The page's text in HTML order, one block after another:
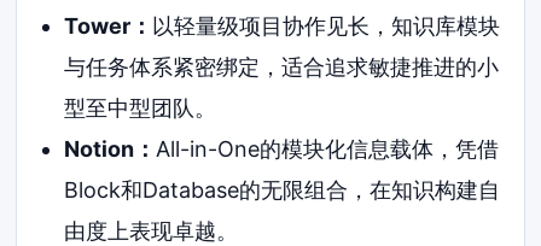
Tower： 以轻量级项目协作见长，知识库模块
与任务体系紧密绑定，适合追求敏捷推进的小
型至中型团队。
Notion： All-in-One的模块化信息载体，凭借
Block和Database的无限组合，在知识构建自
由度上表现卓越。